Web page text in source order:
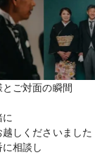
ご対面の瞬間
しくださいました
相談し